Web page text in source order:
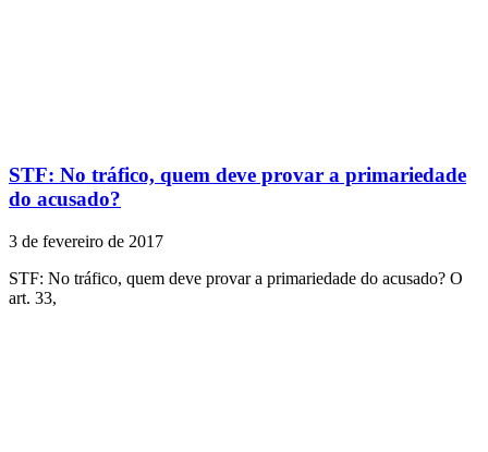
STF: No tráfico, quem deve provar a primariedade
do acusado?
3 de fevereiro de 2017
STF: No tráfico, quem deve provar a primariedade do acusado? O
art. 33,